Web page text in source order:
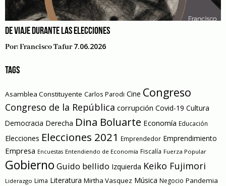
DE VIAJE DURANTE LAS ELECCIONES
Por:Francisco Tafur 7.06.2026
TAGS
Asamblea Constituyente Carlos Parodi Cine Congreso
Congreso de la República corrupción Covid-19 Cultura
Democracia Derecha Dina Boluarte Economía Educación
Elecciones Elecciones 2021 Emprendedor Emprendimiento
Empresa Encuestas Entendiendo de Economía Fiscalía Fuerza Popular
Gobierno Guido bellido Izquierda Keiko Fujimori
Liderazgo Lima Literatura Mirtha Vasquez Música Negocio Pandemia